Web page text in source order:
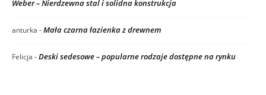
Weber – Nierdzewna stal i solidna konstrukcja
anturka -Mała czarna łazienka z drewnem
Felicja -Deski sedesowe – popularne rodzaje dostępne na rynku